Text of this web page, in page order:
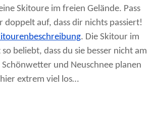
Skitoure im freien Gelände. Pass
doppelt auf, dass dir nichts passiert!
. Die Skitour im
beliebt, dass du sie besser nicht am
und Neuschnee planen
extrem viel los…